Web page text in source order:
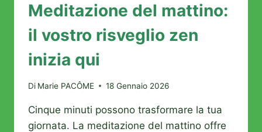
Meditazione del mattino:
il vostro risveglio zen
inizia qui
Di Marie PACÔME 18 Gennaio 2026
Cinque minuti possono trasformare la tua
giornata. La meditazione del mattino offre